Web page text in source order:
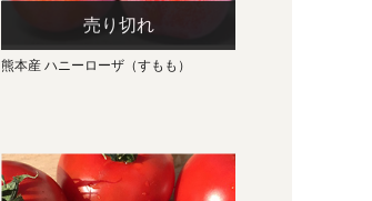
熊本産 ハニーローザ（すもも）